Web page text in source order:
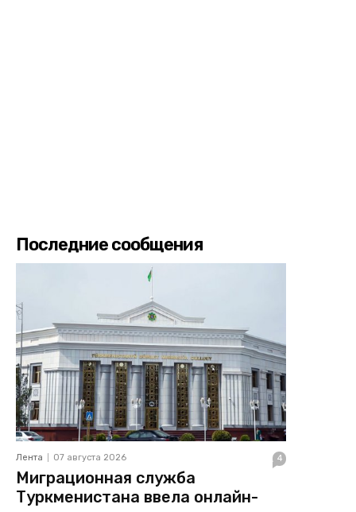
Последние сообщения
Лента 07 августа 2026 4
Миграционная служба
Туркменистана ввела онлайн-